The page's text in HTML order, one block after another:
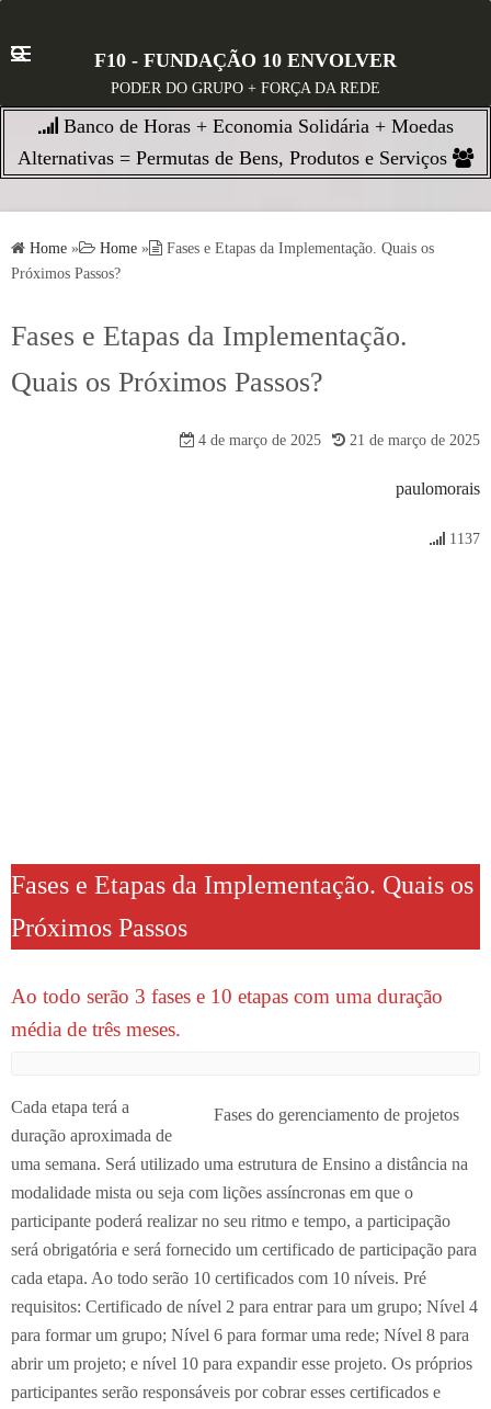
c
o
F10 - FUNDAÇÃO 10 ENVOLVER
PODER DO GRUPO + FORÇA DA REDE
Banco de Horas + Economia Solidária + Moedas
Alternativas = Permutas de Bens, Produtos e Serviços
Home » Home »
Fases e Etapas da Implementação. Quais os
Próximos Passos?
Fases e Etapas da Implementação.
Quais os Próximos Passos?
4 de março de 2025 21 de março de 2025
paulomorais
1137
Fases e Etapas da Implementação. Quais os
Próximos Passos
Ao todo serão 3 fases e 10 etapas com uma duração
média de três meses.
Fases do gerenciamento de projetos
Cada etapa terá a
duração aproximada de
uma semana. Será utilizado uma estrutura de Ensino a distância na
modalidade mista ou seja com lições assíncronas em que o
participante poderá realizar no seu ritmo e tempo, a participação
será obrigatória e será fornecido um certificado de participação para
cada etapa. Ao todo serão 10 certificados com 10 níveis. Pré
requisitos: Certificado de nível 2 para entrar para um grupo; Nível 4
para formar um grupo; Nível 6 para formar uma rede; Nível 8 para
abrir um projeto; e nível 10 para expandir esse projeto. Os próprios
participantes serão responsáveis por cobrar esses certificados e